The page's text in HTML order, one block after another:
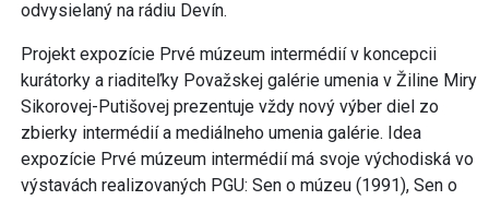
odvysielaný na rádiu Devín.
Projekt expozície Prvé múzeum intermédií v koncepcii
kurátorky a riaditeľky Považskej galérie umenia v Žiline Miry
Sikorovej-Putišovej prezentuje vždy nový výber diel zo
zbierky intermédií a mediálneho umenia galérie. Idea
expozície Prvé múzeum intermédií má svoje východiská vo
výstavách realizovaných PGU: Sen o múzeu (1991), Sen o